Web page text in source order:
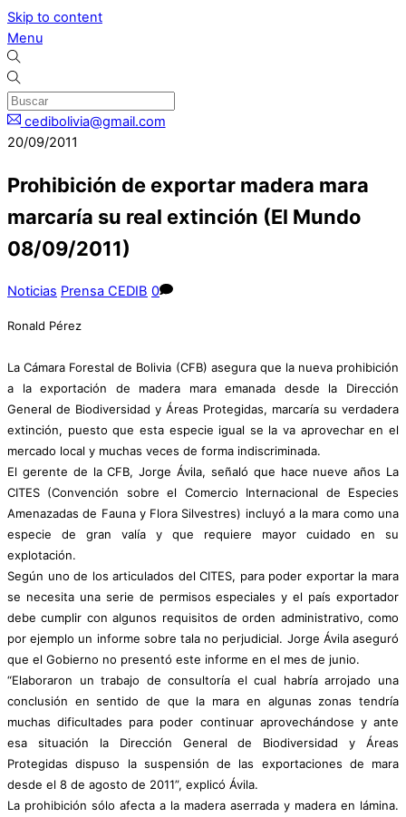
Skip to content
Menu
cedibolivia@gmail.com
20/09/2011
Prohibición de exportar madera mara
marcaría su real extinción (El Mundo
08/09/2011)
Noticias Prensa CEDIB 0
Ronald Pérez
La Cámara Forestal de Bolivia (CFB) asegura que la nueva prohibición
a la exportación de madera mara emanada desde la Dirección
General de Biodiversidad y Áreas Protegidas, marcaría su verdadera
extinción, puesto que esta especie igual se la va aprovechar en el
mercado local y muchas veces de forma indiscriminada.
El gerente de la CFB, Jorge Ávila, señaló que hace nueve años La
CITES (Convención sobre el Comercio Internacional de Especies
Amenazadas de Fauna y Flora Silvestres) incluyó a la mara como una
especie de gran valía y que requiere mayor cuidado en su
explotación.
Según uno de los articulados del CITES, para poder exportar la mara
se necesita una serie de permisos especiales y el país exportador
debe cumplir con algunos requisitos de orden administrativo, como
por ejemplo un informe sobre tala no perjudicial. Jorge Ávila aseguró
que el Gobierno no presentó este informe en el mes de junio.
“Elaboraron un trabajo de consultoría el cual habría arrojado una
conclusión en sentido de que la mara en algunas zonas tendría
muchas dificultades para poder continuar aprovechándose y ante
esa situación la Dirección General de Biodiversidad y Áreas
Protegidas dispuso la suspensión de las exportaciones de mara
desde el 8 de agosto de 2011”, explicó Ávila.
La prohibición sólo afecta a la madera aserrada y madera en lámina.